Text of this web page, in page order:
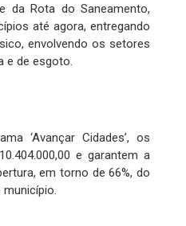
da Rota do Saneamento,
até agora, entregando
envolvendo os setores
e de esgoto.
‘Avançar Cidades’, os
e garantem a
em torno de 66%, do